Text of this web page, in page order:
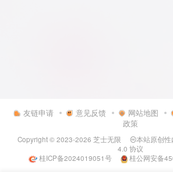
友链申请 意见反馈 网站地图
政策
Copyright © 2023-2026 芝士无限 本站原创
4.0 协议
桂ICP备2024019051号
桂公网安备